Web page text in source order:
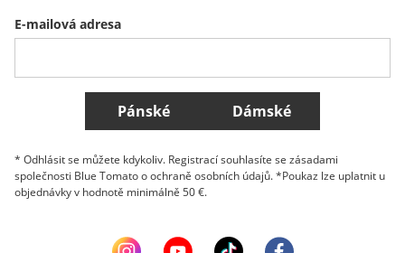
Belgique (Français) Danmark Norge
Všechny země
E-mailová adresa
Pánské Dámské
* Odhlásit se můžete kdykoliv. Registrací souhlasíte se zásadami
společnosti Blue Tomato o ochraně osobních údajů. *Poukaz lze uplatnit u
objednávky v hodnotě minimálně 50 €.